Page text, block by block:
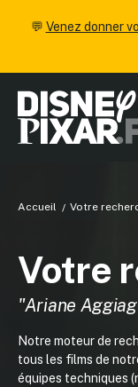
💬 Venez donner
Accueil Votre
Votre
"Ariane
Notre moteur de
tous les films de
équipes techniques